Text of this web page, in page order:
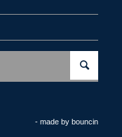
- made bybouncin